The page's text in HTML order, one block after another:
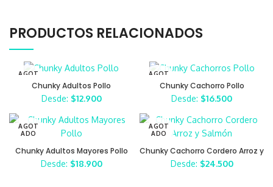
PRODUCTOS RELACIONADOS
AGOT
Chunky Adultos Pollo
Desde: $12.900
AGOT
Chunky Cachorro Pollo
Desde: $16.500
AGOT
ADO
Chunky Adultos Mayores Pollo
Desde: $18.900
AGOT
ADO
Chunky Cachorro Cordero Arroz y
Salmón
Desde: $24.500